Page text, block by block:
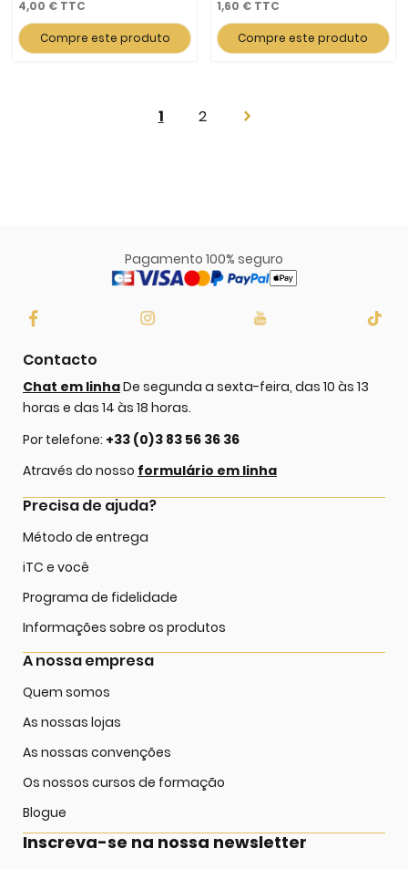
4,00 €
Compre este produto
1,60 €
Compre este produto
Page
You're
1 Page
2
Pagamento 100% seguro
Contacto
Chat em linhaDe segunda a sexta-feira, das 10 às 13
horas e das 14 às 18 horas.
Por telefone: +33 (0)3 83 56 36 36
Através do nosso formulário em linha
A nossa empresa
Quem somos
As nossas lojas
As nossas convenções
Os nossos cursos de formação
Blogue
Precisa de ajuda?
Método de entrega
iTC e você
Programa de fidelidade
Informações sobre os produtos
Inscreva-se na nossa newsletter